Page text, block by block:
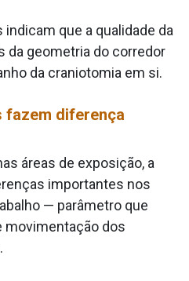
que a qualidade da
da geometria do corredor
da craniotomia em si.
fazem diferença
áreas de exposição, a
importantes nos
— parâmetro que
movimentação dos